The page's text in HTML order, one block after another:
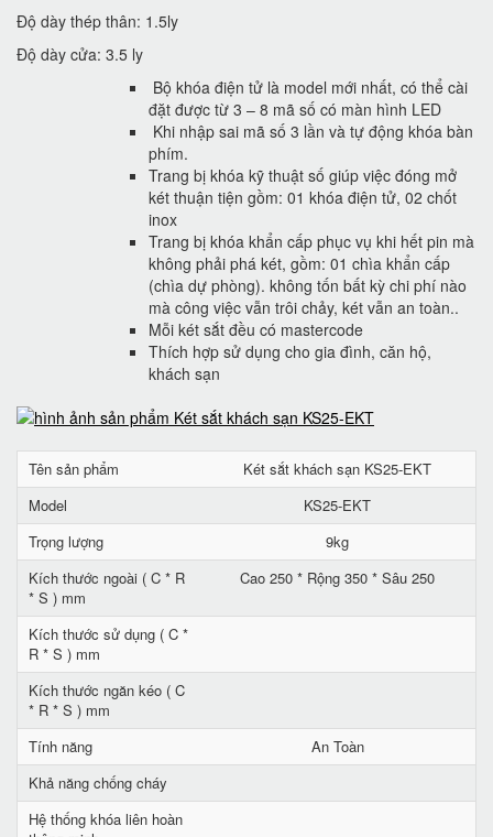
Độ dày thép thân: 1.5ly
Độ dày cửa: 3.5 ly
Bộ khóa điện tử là model mới nhất, có thể cài
đặt được từ 3 – 8 mã số có màn hình LED
Khi nhập sai mã số 3 lần và tự động khóa bàn
phím.
Trang bị khóa kỹ thuật số giúp việc đóng mở
két thuận tiện gồm: 01 khóa điện tử, 02 chốt
inox
Trang bị khóa khẩn cấp phục vụ khi hết pin mà
không phải phá két, gồm: 01 chìa khẩn cấp
(chìa dự phòng). không tốn bất kỳ chi phí nào
mà công việc vẫn trôi chảy, két vẫn an toàn..
Mỗi két sắt đều có mastercode
Thích hợp sử dụng cho gia đình, căn hộ,
khách sạn
Tên sản phẩm
Két sắt khách sạn KS25-EKT
Model
KS25-EKT
Trọng lượng
9kg
Kích thước ngoài ( C * R
* S ) mm
Cao 250 * Rộng 350 * Sâu 250
Kích thước sử dụng ( C *
R * S ) mm
Kích thước ngăn kéo ( C
* R * S ) mm
Tính năng
An Toàn
Khả năng chống cháy
Hệ thống khóa liên hoàn